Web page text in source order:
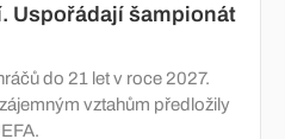
Uspořádají šampionát
do 21 let v roce 2027.
vztahům předložily